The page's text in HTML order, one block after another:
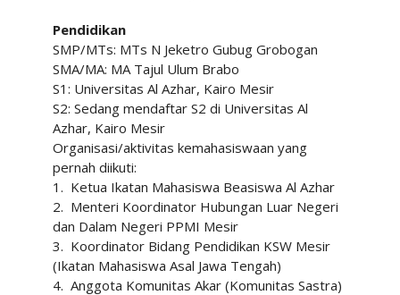
Pendidikan
SMP/MTs: MTs N Jeketro Gubug Grobogan
SMA/MA: MA Tajul Ulum Brabo
S1: Universitas Al Azhar, Kairo Mesir
S2: Sedang mendaftar S2 di Universitas Al
Azhar, Kairo Mesir
Organisasi/aktivitas kemahasiswaan yang
pernah diikuti:
1. Ketua Ikatan Mahasiswa Beasiswa Al Azhar
2. Menteri Koordinator Hubungan Luar Negeri
dan Dalam Negeri PPMI Mesir
3. Koordinator Bidang Pendidikan KSW Mesir
(Ikatan Mahasiswa Asal Jawa Tengah)
4. Anggota Komunitas Akar (Komunitas Sastra)